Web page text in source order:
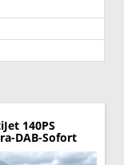
140PS
DAB-Sofort